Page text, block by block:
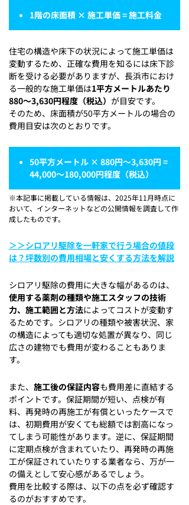
1階の床面積 × 施工単価 = 施工料金
住宅の構造や床下の状況によって施工単価は
変動するため、正確な費用を知るには床下診
断を受ける必要がありますが、長浜市におけ
る一般的な施工単価は1平方メートルあたり
880～3,630円程度（税込） が目安です。
そのため、床面積が50平方メートルの場合の
費用目安は次のとおりです。
50平方メートル × 880円～3,630円 =
44,000～180,000円程度（税込）
※本記事に掲載している情報は、2025年11月時点に
おいて、インターネットなどの公開情報を調査して作
成したものです。
＞＞シロアリ駆除を一軒家で行う場合の値段
は？坪数別の費用相場と安くする方法を解説
シロアリ駆除の費用に大きな幅があるのは、
使用する薬剤の種類や施工スタッフの技術
力、施工範囲と方法によってコストが変動す
るためです。シロアリの種類や被害状況、家
の構造によっても適切な処置が異なり、同じ
広さの建物でも費用が変わることもありま
す。
また、 施工後の保証内容も費用差に直結する
ポイントです。保証期間が短い、点検が有
料、再発時の再施工が有償といったケースで
は、初期費用が安くても総額では割高になっ
てしまう可能性があります。逆に、保証期間
に定期点検が含まれていたり、再発時の再施
工が保証されていたりする業者なら、万が一
の備えとして安心感があるでしょう。
費用を比較する際は、以下の点を必ず確認す
るのがおすすめです。